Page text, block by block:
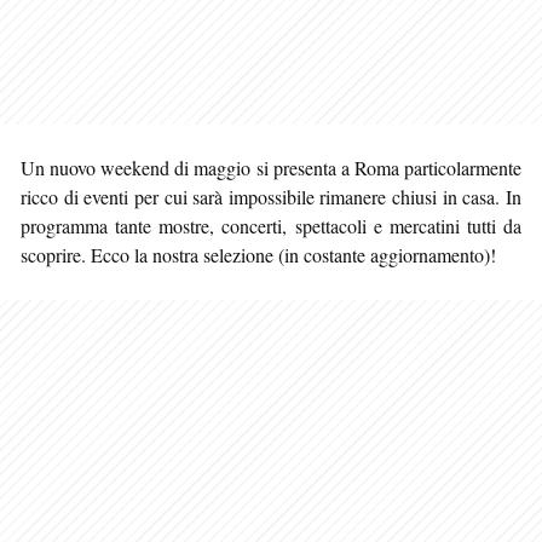
Un nuovo weekend di maggio si presenta a Roma particolarmente
ricco di eventi per cui sarà impossibile rimanere chiusi in casa. In
programma tante mostre, concerti, spettacoli e mercatini tutti da
scoprire. Ecco la nostra selezione (in costante aggiornamento)!